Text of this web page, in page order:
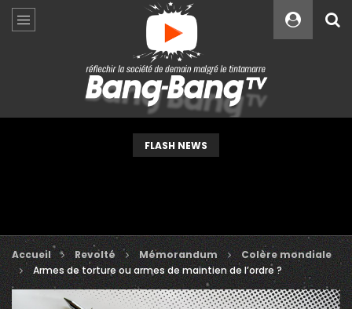
FLASH NEWS
Accueil Revolté Mémorandum
Colère mondiale
Armes de torture ou armes de maintien de l’ordre ?
Custom Amount
VEUILLEZ PATIENTER...